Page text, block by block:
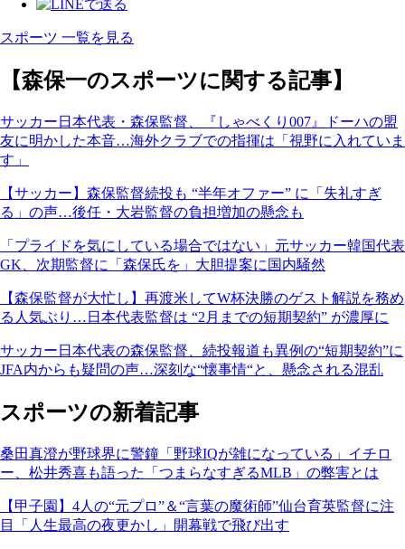
スポーツ 一覧を見る
【森保一のスポーツに関する記事】
サッカー日本代表・森保監督、『しゃべくり007』ドーハの盟
友に明かした本音…海外クラブでの指揮は「視野に入れていま
す」
【サッカー】森保監督続投も “半年オファー” に「失礼すぎ
る」の声…後任・大岩監督の負担増加の懸念も
「プライドを気にしている場合ではない」元サッカー韓国代表
GK、次期監督に「森保氏を」大胆提案に国内騒然
【森保監督が大忙し】再渡米してW杯決勝のゲスト解説を務め
る人気ぶり…日本代表監督は “2月までの短期契約” が濃厚に
サッカー日本代表の森保監督、続投報道も異例の“短期契約”に
JFA内からも疑問の声…深刻な“懐事情“と、懸念される混乱
スポーツの新着記事
桑田真澄が野球界に警鐘「野球IQが雑になっている」イチロ
ー、松井秀喜も語った「つまらなすぎるMLB」の弊害とは
【甲子園】4人の“元プロ”＆“言葉の魔術師”仙台育英監督に注
目「人生最高の夜更かし」開幕戦で飛び出す